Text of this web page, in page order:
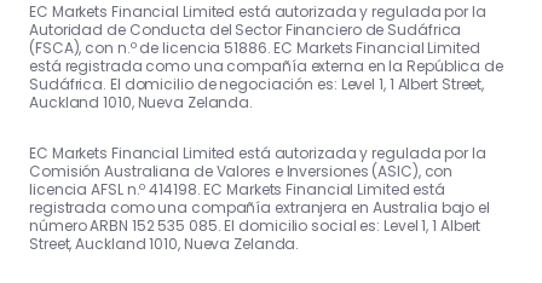
EC Markets Financial Limited está autorizada y regulada por la
Autoridad de Conducta del Sector Financiero de Sudáfrica
(FSCA), con n.º de licencia 51886. EC Markets Financial Limited
está registrada como una compañía externa en la República de
Sudáfrica. El domicilio de negociación es: Level 1, 1 Albert Street,
Auckland 1010, Nueva Zelanda.
EC Markets Financial Limited está autorizada y regulada por la
Comisión Australiana de Valores e Inversiones (ASIC), con
licencia AFSL n.º 414198. EC Markets Financial Limited está
registrada como una compañía extranjera en Australia bajo el
número ARBN 152 535 085. El domicilio social es: Level 1, 1 Albert
Street, Auckland 1010, Nueva Zelanda.